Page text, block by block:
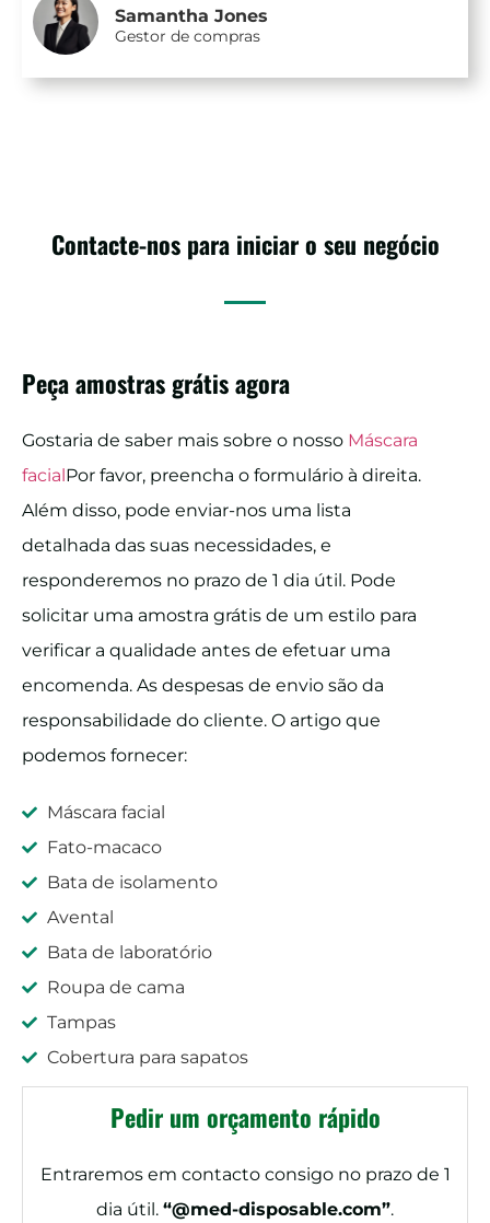
Samantha Jones
Gestor de compras
Contacte-nos para iniciar o seu negócio
Peça amostras grátis agora
Gostaria de saber mais sobre o nosso Máscara
facialPor favor, preencha o formulário à direita.
Além disso, pode enviar-nos uma lista
detalhada das suas necessidades, e
responderemos no prazo de 1 dia útil. Pode
solicitar uma amostra grátis de um estilo para
verificar a qualidade antes de efetuar uma
encomenda. As despesas de envio são da
responsabilidade do cliente. O artigo que
podemos fornecer:
Máscara facial
Fato-macaco
Bata de isolamento
Avental
Bata de laboratório
Roupa de cama
Tampas
Cobertura para sapatos
Pedir um orçamento rápido
Entraremos em contacto consigo no prazo de 1
dia útil. “@med-disposable.com”.